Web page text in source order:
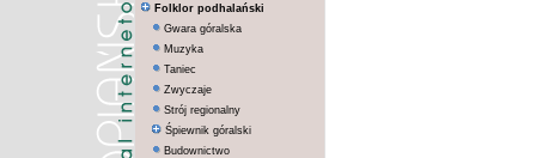
Folklor podhalański
Gwara góralska
Muzyka
Taniec
Zwyczaje
Strój regionalny
Śpiewnik góralski
Budownictwo